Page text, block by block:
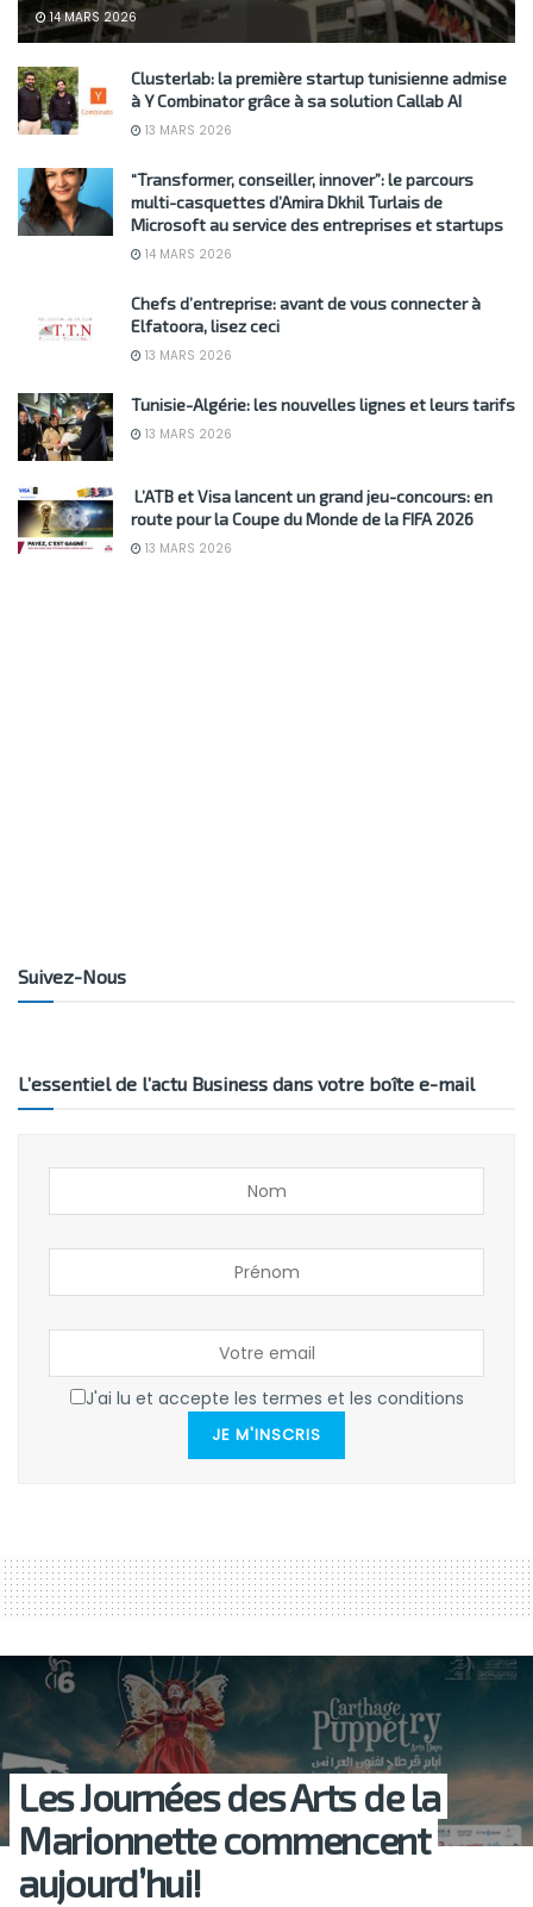
14 MARS 2026
Clusterlab: la première startup tunisienne admise
à Y Combinator grâce à sa solution Callab AI
13 MARS 2026
“Transformer, conseiller, innover”: le parcours
multi-casquettes d’Amira Dkhil Turlais de
Microsoft au service des entreprises et startups
14 MARS 2026
Chefs d’entreprise: avant de vous connecter à
Elfatoora, lisez ceci
13 MARS 2026
Tunisie-Algérie: les nouvelles lignes et leurs tarifs
13 MARS 2026
L’ATB et Visa lancent un grand jeu-concours: en
route pour la Coupe du Monde de la FIFA 2026
13 MARS 2026
Suivez-Nous
L’essentiel de l’actu Business dans votre boîte e-mail
J'ai lu et accepte les termes et les conditions
JE M'INSCRIS
Les Journées des Arts de la
Marionnette commencent
aujourd’hui!